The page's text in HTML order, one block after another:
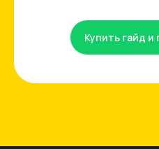
Купить гайд